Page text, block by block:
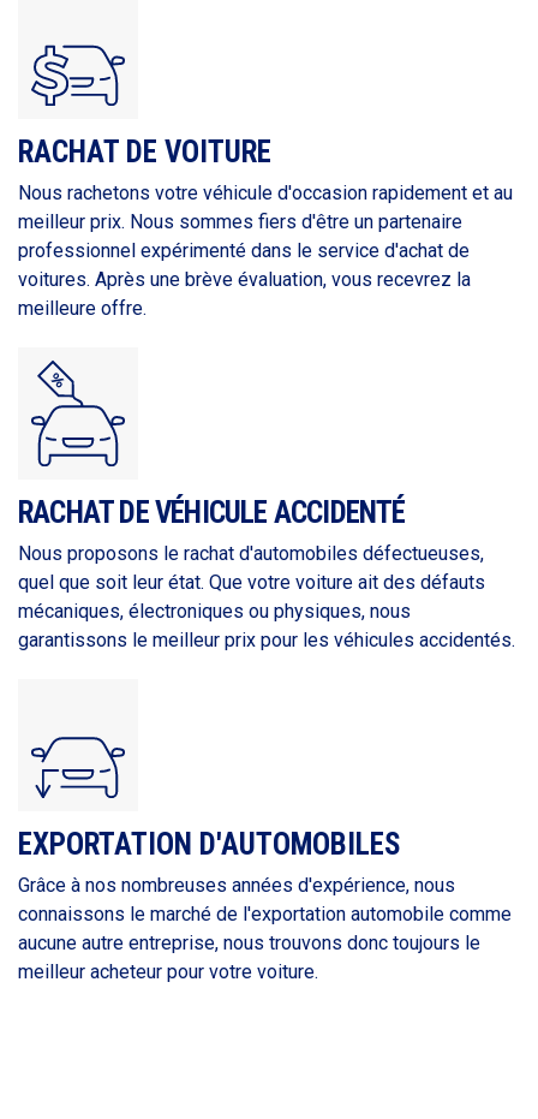
RACHAT DE VOITURE
Nous rachetons votre véhicule d'occasion rapidement et au
meilleur prix. Nous sommes fiers d'être un partenaire
professionnel expérimenté dans le service d'achat de
voitures. Après une brève évaluation, vous recevrez la
meilleure offre.
RACHAT DE VÉHICULE ACCIDENTÉ
Nous proposons le rachat d'automobiles défectueuses,
quel que soit leur état. Que votre voiture ait des défauts
mécaniques, électroniques ou physiques, nous
garantissons le meilleur prix pour les véhicules accidentés.
EXPORTATION D'AUTOMOBILES
Grâce à nos nombreuses années d'expérience, nous
connaissons le marché de l'exportation automobile comme
aucune autre entreprise, nous trouvons donc toujours le
meilleur acheteur pour votre voiture.